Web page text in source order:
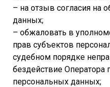
– на отзыв согласия на
данных;
– обжаловать в
прав субъектов
судебном порядке
бездействие Оператора
персональных данных;